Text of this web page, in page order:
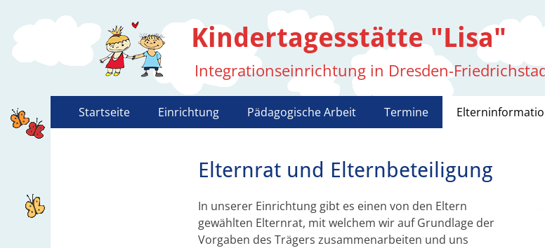
Kindertagesstätte "Lisa"
Integrationseinrichtung in Dresden-
Primäres
Menü
Inhalt
Startseite Einrichtung Pädagogische Arbeit Termine
Elternrat und Elternbeteiligung
In unserer Einrichtung gibt es einen von den Eltern
gewählten Elternrat, mit welchem wir auf Grundlage der
Vorgaben des Trägers zusammenarbeiten und uns